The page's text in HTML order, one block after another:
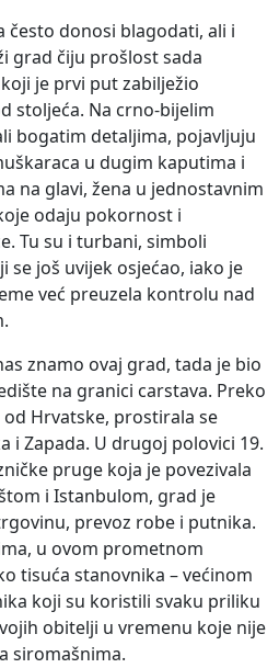
često donosi blagodati, ali i
grad čiju prošlost sada
je prvi put zabilježio
stoljeća. Na crno-bijelim
bogatim detaljima, pojavljuju
u dugim kaputima i
na glavi, žena u jednostavnim
odaju pokornost i
Tu su i turbani, simboli
se još uvijek osjećao, iako je
već preuzela kontrolu nad
znamo ovaj grad, tada je bio
na granici carstava. Preko
Hrvatske, prostirala se
i Zapada. U drugoj polovici 19.
pruge koja je povezivala
i Istanbulom, grad je
prevoz robe i putnika.
u ovom prometnom
tisuća stanovnika – većinom
koji su koristili svaku priliku
obitelji u vremenu koje nije
siromašnima.